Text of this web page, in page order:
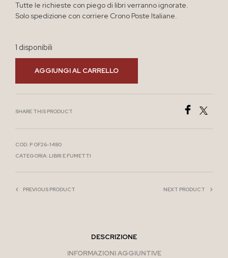
Tutte le richieste con piego di libri verranno ignorate.
Solo spedizione con corriere Crono Poste Italiane.
1 disponibili
AGGIUNGI AL CARRELLO
SHARE THIS PRODUCT
COD: P OF26-1480
CATEGORIA: LIBRI E FUMETTI
PREVIOUS PRODUCT NEXT PRODUCT
DESCRIZIONE
INFORMAZIONI AGGIUNTIVE